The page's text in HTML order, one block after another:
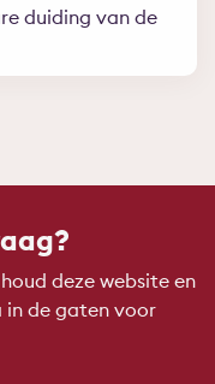
duiding van de
deze website en
in de gaten voor